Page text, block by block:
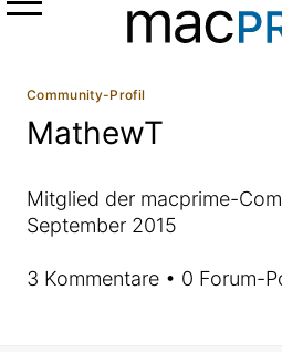
Menü
Community-Profil
MathewT
Mitglied der macprime-
September 2015
3 Kommentare • 0 Forum-